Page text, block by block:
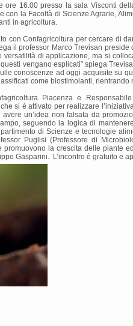
ore 16.00 presso la sala Visconti
la Facoltà di Scienze Agrarie,
in agricoltura.
con Confagricoltura per cercare di
il professor Marco Trevisan
versatilità di applicazione, ma si
vengano esplicati” spiega
conoscenze ad oggi acquisite su
come biostimolanti, rientrando
Piacenza e
si è attivato per realizzare
un’idea non falsata da
seguendo la logica di
di Scienze e tecnologie
Puglisi (Professore di
la crescita delle piante
Gasparini. L’incontro è gratuito e